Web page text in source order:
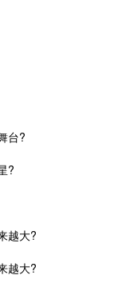
台?
?
越大?
越大?